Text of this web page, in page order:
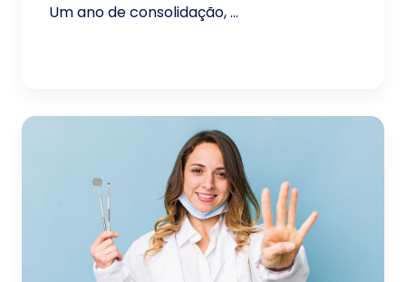
Um ano de consolidação, ...